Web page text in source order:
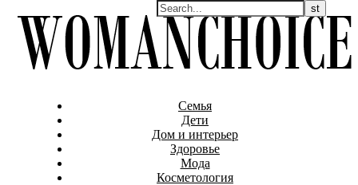
Семья
Дети
Дом и интерьер
Здоровье
Мода
Косметология